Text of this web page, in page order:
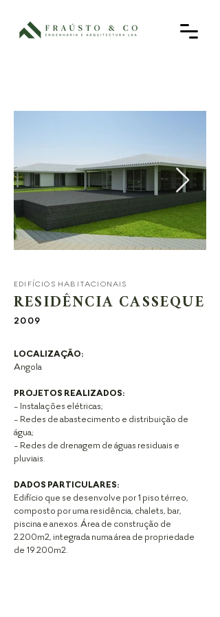
EDIFÍCIOS HABITACIONAIS
RESIDÊNCIA CASSEQUE
2009
LOCALIZAÇÃO:
Angola
PROJETOS REALIZADOS:
- Instalações elétricas;
- Redes de abastecimento e distribuição de
água;
- Redes de drenagem de águas residuais e
pluviais.
DADOS PARTICULARES:
Edifício que se desenvolve por 1 piso térreo,
composto por uma residência, chalets, bar,
piscina e anexos.Área de construção de
2.200m2, integrada numa áreade propriedade
de 19.200m2.